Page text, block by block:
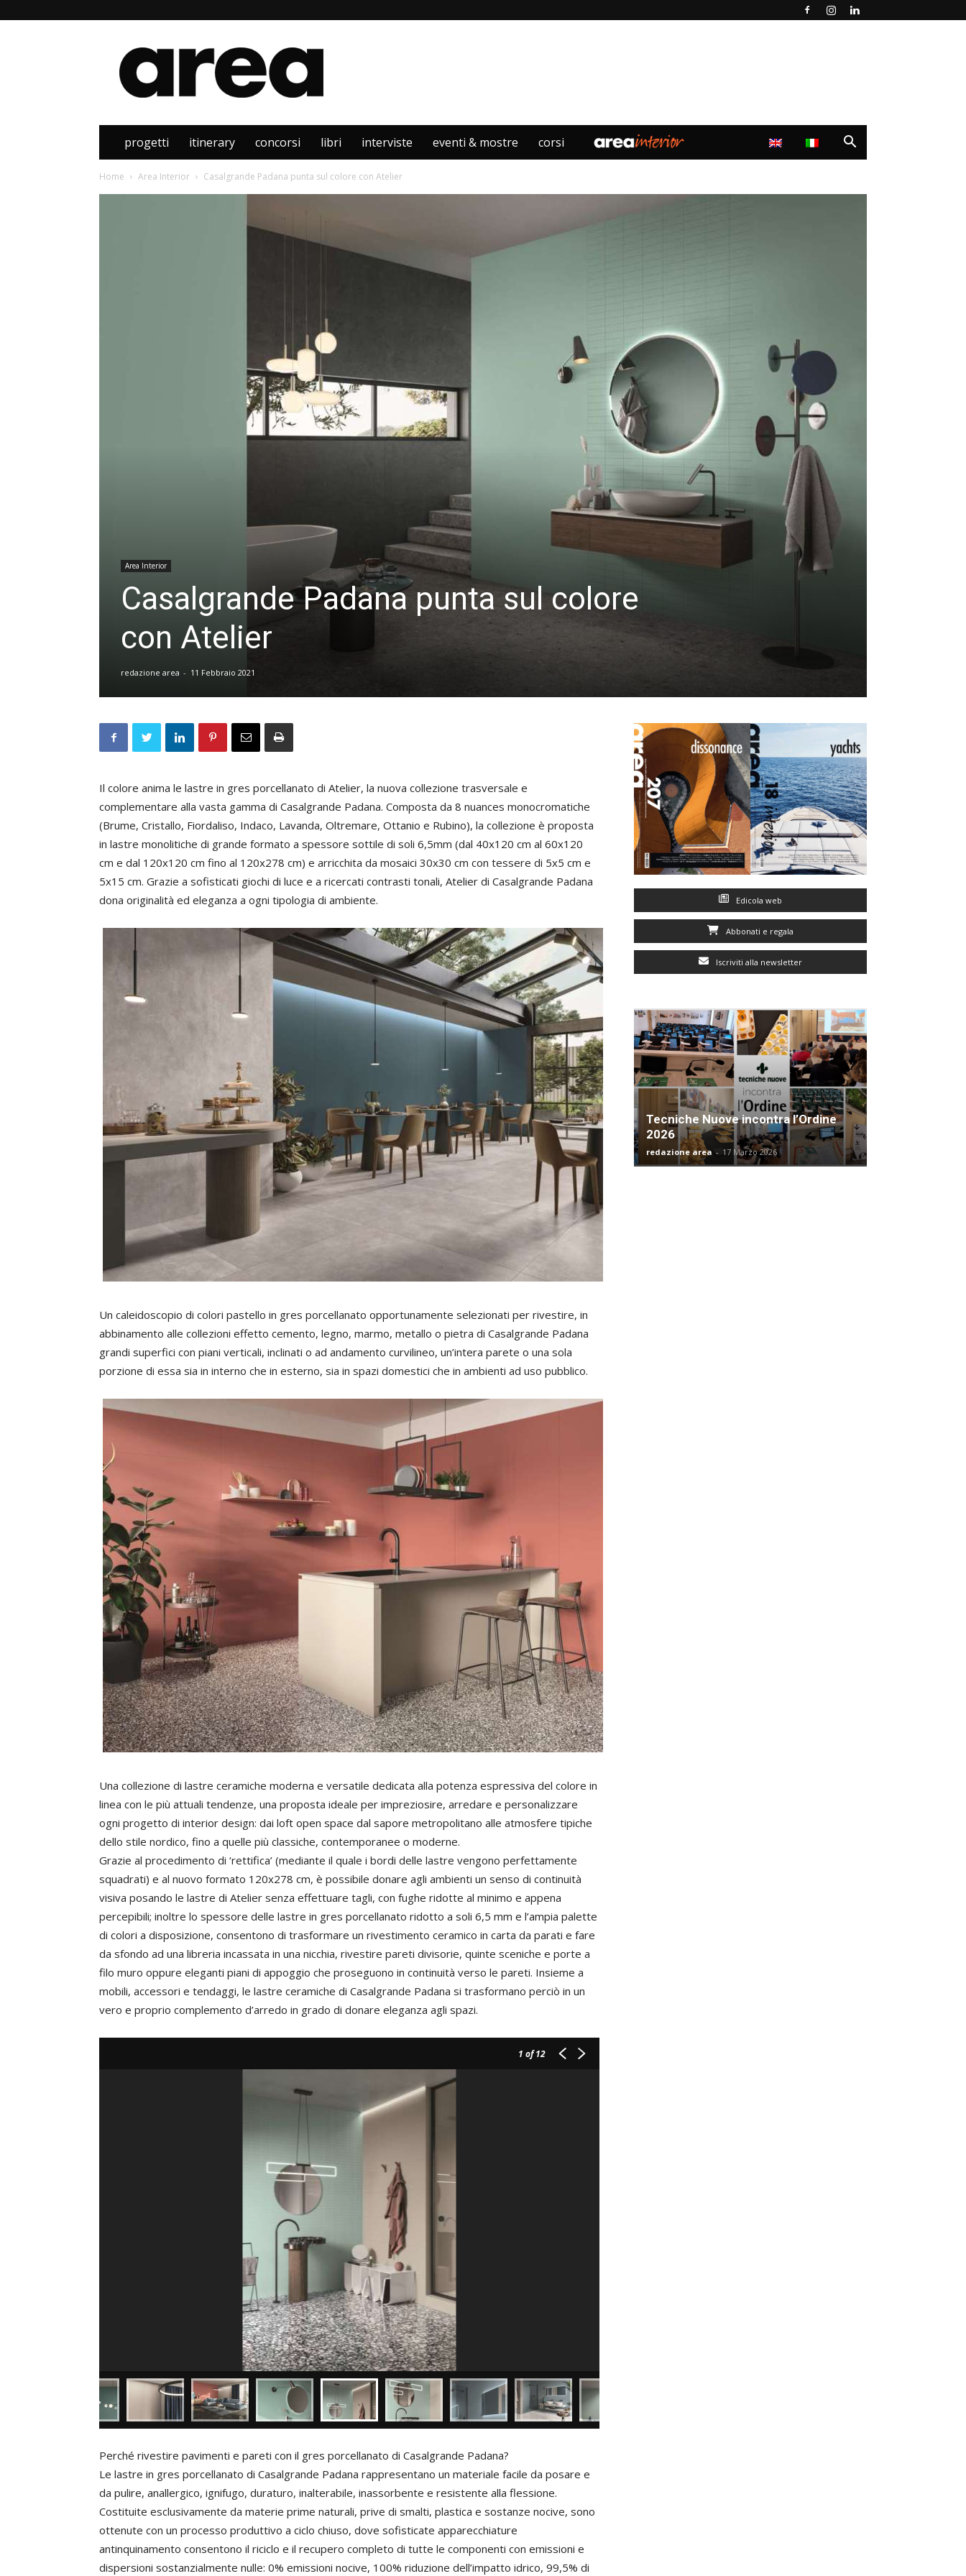
Area
progetti itinerary concorsi libri interviste eventi & mostre corsi
Home Area Interior Casalgrande Padana punta sul colore con Atelier
Area Interior
Casalgrande Padana punta sul colore
con Atelier
redazione area - 11 Febbraio 2021
Il colore anima le lastre in gres porcellanato di Atelier, la nuova collezione trasversale e
complementare alla vasta gamma di Casalgrande Padana. Composta da 8 nuances monocromatiche
(Brume, Cristallo, Fiordaliso, Indaco, Lavanda, Oltremare, Ottanio e Rubino), la collezione è proposta
in lastre monolitiche di grande formato a spessore sottile di soli 6,5mm (dal 40x120 cm al 60x120
cm e dal 120x120 cm fino al 120x278 cm) e arricchita da mosaici 30x30 cm con tessere di 5x5 cm e
5x15 cm. Grazie a sofisticati giochi di luce e a ricercati contrasti tonali, Atelier di Casalgrande Padana
dona originalità ed eleganza a ogni tipologia di ambiente.
Un caleidoscopio di colori pastello in gres porcellanato opportunamente selezionati per rivestire, in
abbinamento alle collezioni effetto cemento, legno, marmo, metallo o pietra di Casalgrande Padana
grandi superfici con piani verticali, inclinati o ad andamento curvilineo, un’intera parete o una sola
porzione di essa sia in interno che in esterno, sia in spazi domestici che in ambienti ad uso pubblico.
Una collezione di lastre ceramiche moderna e versatile dedicata alla potenza espressiva del colore in
linea con le più attuali tendenze, una proposta ideale per impreziosire, arredare e personalizzare
ogni progetto di interior design: dai loft open space dal sapore metropolitano alle atmosfere tipiche
dello stile nordico, fino a quelle più classiche, contemporanee o moderne.
Grazie al procedimento di ‘rettifica’ (mediante il quale i bordi delle lastre vengono perfettamente
squadrati) e al nuovo formato 120x278 cm, è possibile donare agli ambienti un senso di continuità
visiva posando le lastre di Atelier senza effettuare tagli, con fughe ridotte al minimo e appena
percepibili; inoltre lo spessore delle lastre in gres porcellanato ridotto a soli 6,5 mm e l’ampia palette
di colori a disposizione, consentono di trasformare un rivestimento ceramico in carta da parati e fare
da sfondo ad una libreria incassata in una nicchia, rivestire pareti divisorie, quinte sceniche e porte a
filo muro oppure eleganti piani di appoggio che proseguono in continuità verso le pareti. Insieme a
mobili, accessori e tendaggi, le lastre ceramiche di Casalgrande Padana si trasformano perciò in un
vero e proprio complemento d’arredo in grado di donare eleganza agli spazi.
1 of 12
Perché rivestire pavimenti e pareti con il gres porcellanato di Casalgrande Padana?
Le lastre in gres porcellanato di Casalgrande Padana rappresentano un materiale facile da posare e
da pulire, anallergico, ignifugo, duraturo, inalterabile, inassorbente e resistente alla flessione.
Costituite esclusivamente da materie prime naturali, prive di smalti, plastica e sostanze nocive, sono
ottenute con un processo produttivo a ciclo chiuso, dove sofisticate apparecchiature
antinquinamento consentono il riciclo e il recupero completo di tutte le componenti con emissioni e
dispersioni sostanzialmente nulle: 0% emissioni nocive, 100% riduzione dell’impatto idrico, 99,5% di
Edicola web
Abbonati e regala
Iscriviti alla newsletter
Tecniche Nuove incontra l’Ordine
2026
redazione area - 17 Marzo 2026